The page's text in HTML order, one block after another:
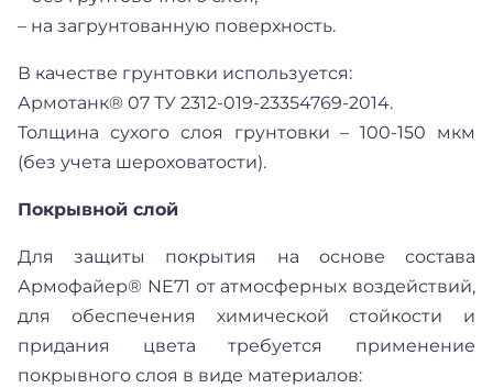
– на загрунтованную поверхность.
В качестве грунтовки используется:
Армотанк® 07 ТУ 2312-019-23354769-2014.
Толщина сухого слоя грунтовки – 100-150 мкм
(без учета шероховатости).
Покрывной слой
Для защиты покрытия на основе состава
Армофайер® NE71 от атмосферных воздействий,
для обеспечения химической стойкости и
придания цвета требуется применение
покрывного слоя в виде материалов: